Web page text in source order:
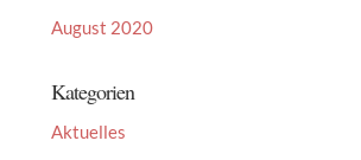
August 2020
Kategorien
Aktuelles